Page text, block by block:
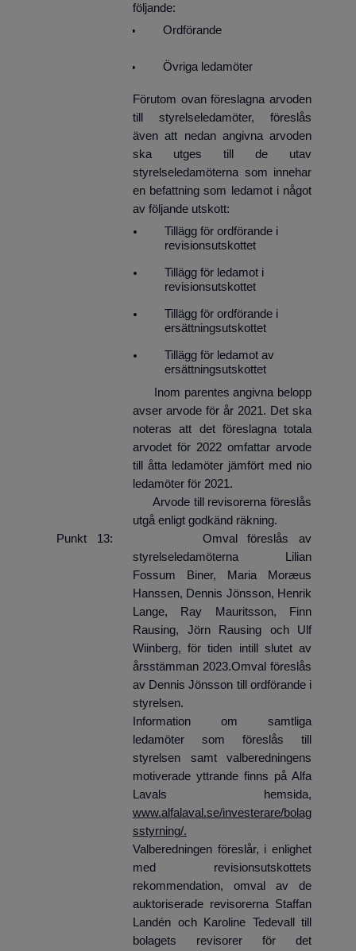
följande:
Ordförande
Övriga ledamöter
Förutom ovan föreslagna arvoden
till styrelseledamöter, föreslås
även att nedan angivna arvoden
ska utges till de utav
styrelseledamöterna som innehar
en befattning som ledamot i något
av följande utskott:
Tillägg för ordförande i
revisionsutskottet
Tillägg för ledamot i
revisionsutskottet
Tillägg för ordförande i
ersättningsutskottet
Tillägg för ledamot av
ersättningsutskottet
Inom parentes angivna belopp
avser arvode för år 2021. Det ska
noteras att det föreslagna totala
arvodet för 2022 omfattar arvode
till åtta ledamöter jämfört med nio
ledamöter för 2021.
Arvode till revisorerna föreslås
utgå enligt godkänd räkning.
Punkt 13: Omval föreslås av
styrelseledamöterna Lilian
Fossum Biner, Maria Moræus
Hanssen, Dennis Jönsson, Henrik
Lange, Ray Mauritsson, Finn
Rausing, Jörn Rausing och Ulf
Wiinberg, för tiden intill slutet av
årsstämman 2023.Omval föreslås
av Dennis Jönsson till ordförande i
styrelsen.
Information om samtliga
ledamöter som föreslås till
styrelsen samt valberedningens
motiverade yttrande finns på Alfa
Lavals hemsida,
www.alfalaval.se/investerare/bolag
sstyrning/.
Valberedningen föreslår, i enlighet
med revisionsutskottets
rekommendation, omval av de
auktoriserade revisorerna Staffan
Landén och Karoline Tedevall till
bolagets revisorer för det